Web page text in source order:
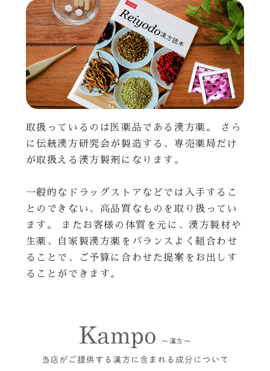
取扱っているのは医薬品である漢方薬。 さら
に伝統漢方研究会が製造する、専売薬局だけ
が取扱える漢方製剤になります。
一般的なドラッグストアなどでは入手するこ
とのできない、高品質なものを取り扱ってい
ます。 またお客様の体質を元に、漢方製材や
生薬、自家製漢方薬をバランスよく組合わせ
ることで、ご予算に合わせた提案をお出しす
ることができます。